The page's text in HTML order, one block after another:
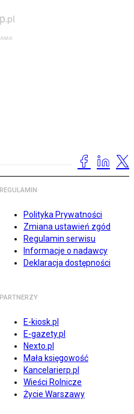
REGULAMIN
Polityka Prywatności
Zmiana ustawień zgód
Regulamin serwisu
Informacje o nadawcy
Deklaracja dostępności
PARTNERZY
E-kiosk.pl
E-gazety.pl
Nexto.pl
Mała księgowość
Kancelarierp.pl
Wieści Rolnicze
Życie Warszawy